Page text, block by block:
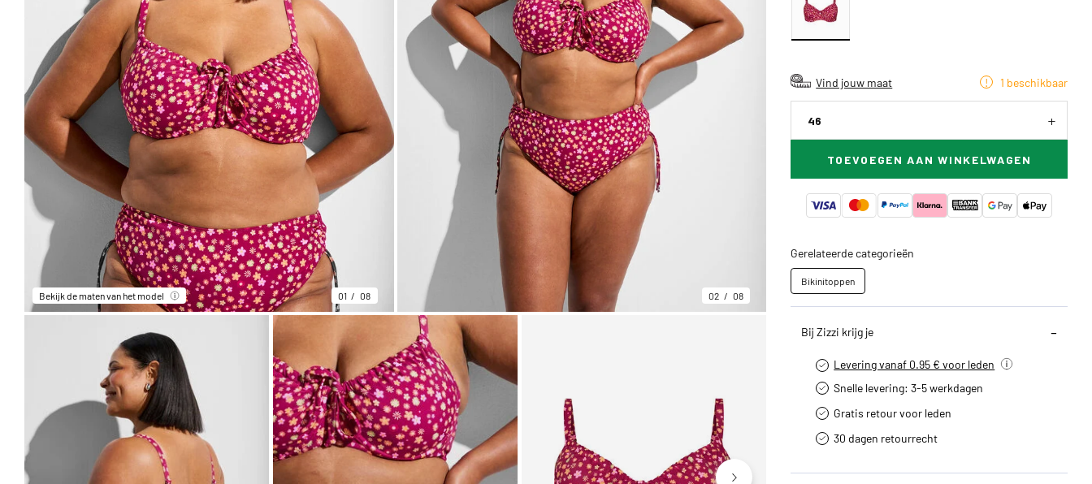
Bekijk de maten van het model 01 08 02 08
Vind jouw maat 1 beschikbaar
46
TOEVOEGEN AAN WINKELWAGEN
Gerelateerde categorieën
Bikinitoppen
Bij Zizzi krijg je
Levering vanaf 0.95 € voor leden
Snelle levering: 3-5 werkdagen
Gratis retour voor leden
30 dagen retourrecht­